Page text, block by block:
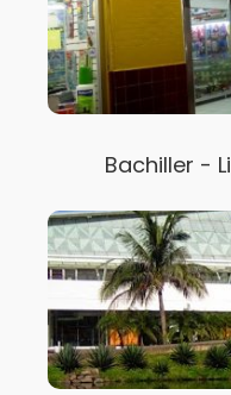
Bachiller -